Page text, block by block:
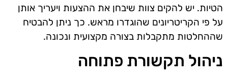
הטיות. יש להקים צוות שיבחן את ההצעות ויעריך אותן
על פי הקריטריונים שהוגדרו מראש. כך ניתן להבטיח
שההחלטות מתקבלות בצורה מקצועית ונכונה.
ניהול תקשורת פתוחה